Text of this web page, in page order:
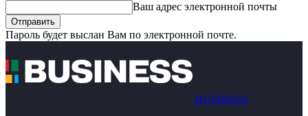
Ваш адрес электронной почты
Пароль будет выслан Вам по электронной почте.
BUSINESS